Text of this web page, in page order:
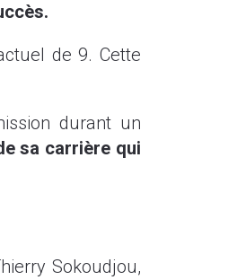
de 9. Cette
durant un
sa carrière qui
Sokoudjou,